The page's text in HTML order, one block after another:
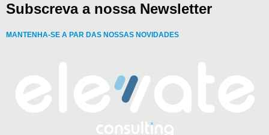
Subscreva a nossa Newsletter
MANTENHA-SE A PAR DAS NOSSAS NOVIDADES